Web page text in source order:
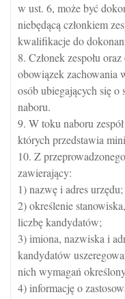
w ust. 6, może być
niebędącą członkiem
kwalifikacje do
8. Członek zespołu
obowiązek zachowania
osób ubiegających się
naboru.
9. W toku naboru
których przedstawia
10. Z
zawierający:
1) nazwę i adres urzędu;
2) określenie
liczbę kandydatów;
3) imiona, nazwiska i
kandydatów
nich wymagań
4) informację o